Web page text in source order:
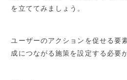
を立ててみましょう。
ユーザーのアクションを促せる要
成につながる施策を設定する必要